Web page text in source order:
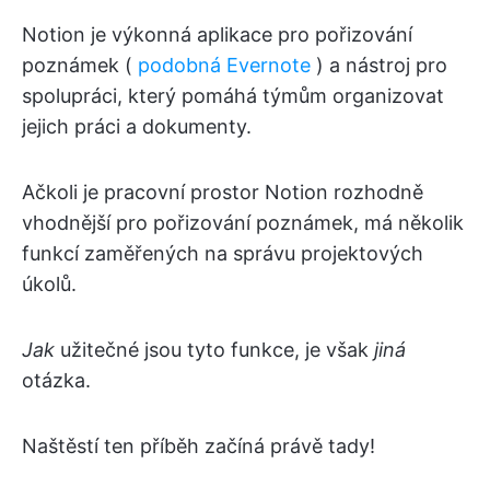
Notion je výkonná aplikace pro pořizování
poznámek ( podobná Evernote ) a nástroj pro
spolupráci, který pomáhá týmům organizovat
jejich práci a dokumenty.
Ačkoli je pracovní prostor Notion rozhodně
vhodnější pro pořizování poznámek, má několik
funkcí zaměřených na správu projektových
úkolů.
Jak užitečné jsou tyto funkce, je však jiná
otázka.
Naštěstí ten příběh začíná právě tady!